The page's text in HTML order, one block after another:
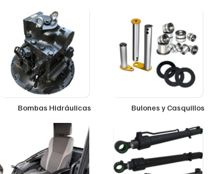
Bombas Hidráulicas Bulones y Casquillos